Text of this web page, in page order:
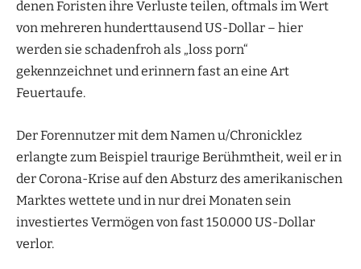
denen Foristen ihre Verluste teilen, oftmals im Wert
von mehreren hunderttausend US-Dollar – hier
werden sie schadenfroh als „loss porn“
gekennzeichnet und erinnern fast an eine Art
Feuertaufe.
Der Forennutzer mit dem Namen u/Chronicklez
erlangte zum Beispiel traurige Berühmtheit, weil er in
der Corona-Krise auf den Absturz des amerikanischen
Marktes wettete und in nur drei Monaten sein
investiertes Vermögen von fast 150.000 US-Dollar
verlor.